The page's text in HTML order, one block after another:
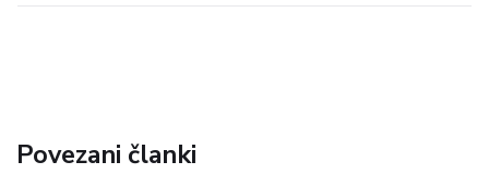
Povezani članki